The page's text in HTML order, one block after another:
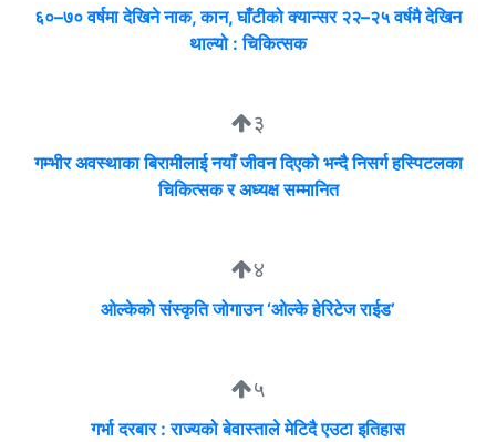
६०–७० वर्षमा देखिने नाक, कान, घाँटीको क्यान्सर २२–२५ वर्षमै देखिन
थाल्यो : चिकित्सक
३
गम्भीर अवस्थाका बिरामीलाई नयाँ जीवन दिएको भन्दै निसर्ग हस्पिटलका
चिकित्सक र अध्यक्ष सम्मानित
४
ओल्केको संस्कृति जोगाउन ‘ओल्के हेरिटेज राईड’
५
गर्भा दरबार : राज्यको बेवास्ताले मेटिदै एउटा इतिहास